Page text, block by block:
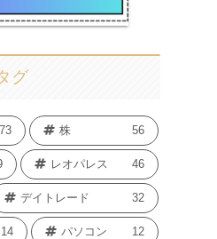
グ
73 株 56
レオパレス 46
デイトレード 32
14 パソコン 12